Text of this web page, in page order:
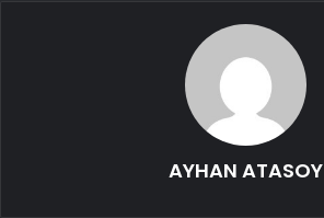
AYHAN ATASOY